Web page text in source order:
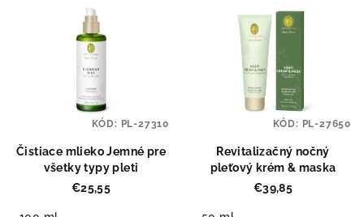
Čistiace mlieko Jemné pre
všetky typy pleti
€25,55
KÓD: PL-27310
Revitalizačný nočný
pleťový krém & maska
€39,85
KÓD: PL-27650